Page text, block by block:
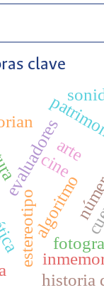
clave
evaluadoresarte
estereotipoalgoritmo
historia
cine